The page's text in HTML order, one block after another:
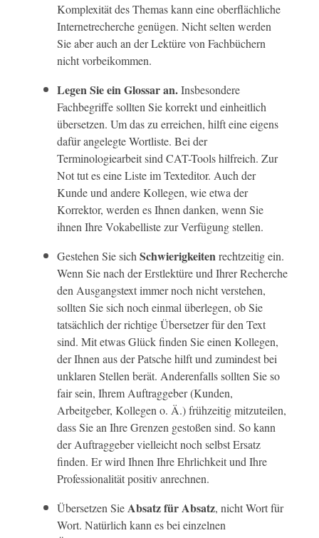
Komplexität des Themas kann eine oberflächliche
Internetrecherche genügen. Nicht selten werden
Sie aber auch an der Lektüre von Fachbüchern
nicht vorbeikommen.
Legen Sie ein Glossar an.Insbesondere
Fachbegriffe sollten Sie korrekt und einheitlich
übersetzen. Um das zu erreichen, hilft eine eigens
dafür angelegte Wortliste. Bei der
Terminologiearbeit sind CAT-Tools hilfreich. Zur
Not tut es eine Liste im Texteditor. Auch der
Kunde und andere Kollegen, wie etwa der
Korrektor, werden es Ihnen danken, wenn Sie
ihnen Ihre Vokabelliste zur Verfügung stellen.
Gestehen Sie sich Schwierigkeiten rechtzeitig ein.
Wenn Sie nach der Erstlektüre und Ihrer Recherche
den Ausgangstext immer noch nicht verstehen,
sollten Sie sich noch einmal überlegen, ob Sie
tatsächlich der richtige Übersetzer für den Text
sind. Mit etwas Glück finden Sie einen Kollegen,
der Ihnen aus der Patsche hilft und zumindest bei
unklaren Stellen berät. Anderenfalls sollten Sie so
fair sein, Ihrem Auftraggeber (Kunden,
Arbeitgeber, Kollegen o. Ä.) frühzeitig mitzuteilen,
dass Sie an Ihre Grenzen gestoßen sind. So kann
der Auftraggeber vielleicht noch selbst Ersatz
finden. Er wird Ihnen Ihre Ehrlichkeit und Ihre
Professionalität positiv anrechnen.
Übersetzen SieAbsatz für Absatz, nicht Wort für
Wort. Natürlich kann es bei einzelnen